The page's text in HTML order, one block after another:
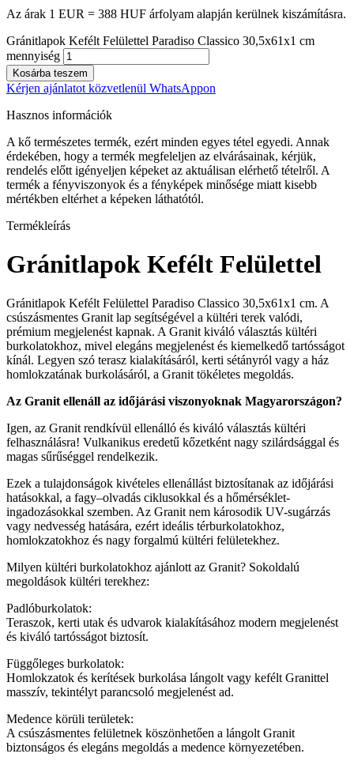
Az árak 1 EUR = 388 HUF árfolyam alapján kerülnek kiszámításra.
Gránitlapok Kefélt Felülettel Paradiso Classico 30,5x61x1 cm
mennyiség
Kosárba teszem
Kérjen ajánlatot közvetlenül WhatsAppon
Hasznos információk
A kő természetes termék, ezért minden egyes tétel egyedi. Annak
érdekében, hogy a termék megfeleljen az elvárásainak, kérjük,
rendelés előtt igényeljen képeket az aktuálisan elérhető tételről. A
termék a fényviszonyok és a fényképek minősége miatt kisebb
mértékben eltérhet a képeken láthatótól.
Termékleírás
Gránitlapok Kefélt Felülettel
Gránitlapok Kefélt Felülettel Paradiso Classico 30,5x61x1 cm. A
csúszásmentes Granit lap segítségével a kültéri terek valódi,
prémium megjelenést kapnak. A Granit kiváló választás kültéri
burkolatokhoz, mivel elegáns megjelenést és kiemelkedő tartósságot
kínál. Legyen szó terasz kialakításáról, kerti sétányról vagy a ház
homlokzatának burkolásáról, a Granit tökéletes megoldás.
Az Granit ellenáll az időjárási viszonyoknak Magyarországon?
Igen, az Granit rendkívül ellenálló és kiváló választás kültéri
felhasználásra! Vulkanikus eredetű kőzetként nagy szilárdsággal és
magas sűrűséggel rendelkezik.
Ezek a tulajdonságok kivételes ellenállást biztosítanak az időjárási
hatásokkal, a fagy–olvadás ciklusokkal és a hőmérséklet-
ingadozásokkal szemben. Az Granit nem károsodik UV-sugárzás
vagy nedvesség hatására, ezért ideális térburkolatokhoz,
homlokzatokhoz és nagy forgalmú kültéri felületekhez.
Milyen kültéri burkolatokhoz ajánlott az Granit? Sokoldalú
megoldások kültéri terekhez:
Padlóburkolatok:
Teraszok, kerti utak és udvarok kialakításához modern megjelenést
és kiváló tartósságot biztosít.
Függőleges burkolatok:
Homlokzatok és kerítések burkolása lángolt vagy kefélt Granittel
masszív, tekintélyt parancsoló megjelenést ad.
Medence körüli területek:
A csúszásmentes felületnek köszönhetően a lángolt Granit
biztonságos és elegáns megoldás a medence környezetében.